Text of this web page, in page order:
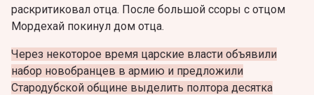
раскритиковал отца. После большой ссоры с отцом
Мордехай покинул дом отца.
Через некоторое время царские власти объявили
набор новобранцев в армию и предложили
Стародубской общине выделить полтора десятка